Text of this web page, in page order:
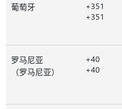
葡萄牙
+351
+351
罗马尼亚
（罗马尼亚）
+40
+40